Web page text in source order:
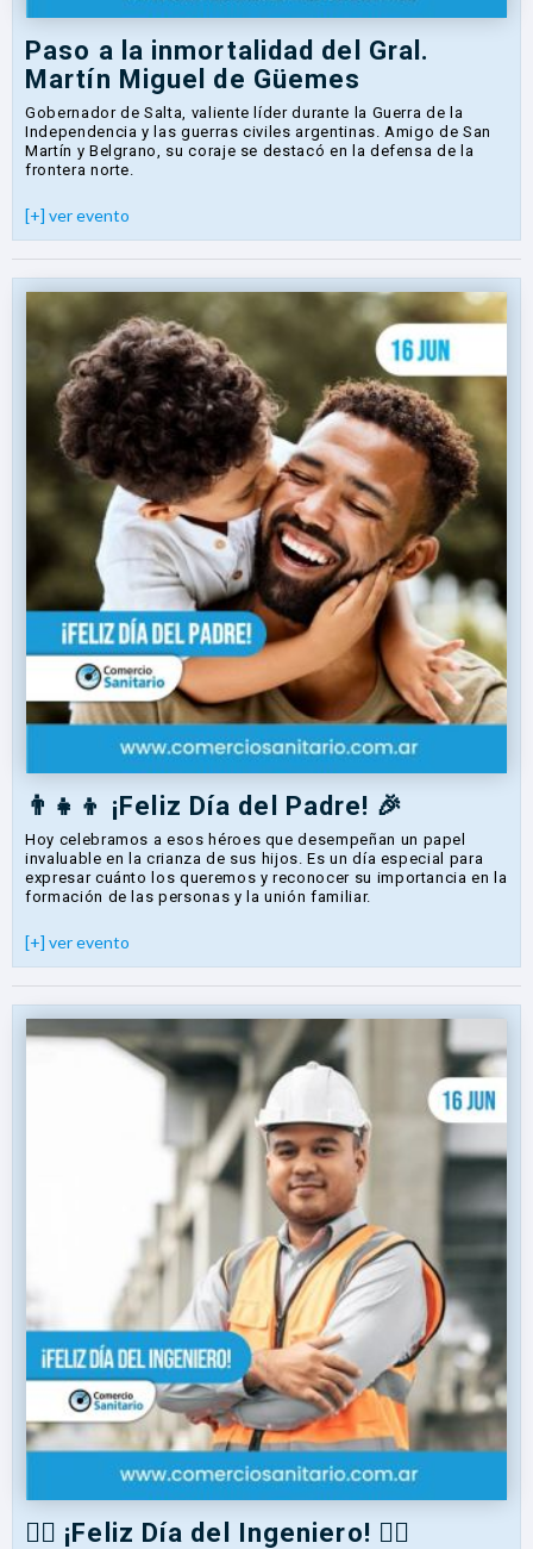
Paso a la inmortalidad del Gral.
Martín Miguel de Güemes
Gobernador de Salta, valiente líder durante la Guerra de la
Independencia y las guerras civiles argentinas. Amigo de San
Martín y Belgrano, su coraje se destacó en la defensa de la
frontera norte.
[+] ver evento
👨‍👧‍👦 ¡Feliz Día del Padre! 🎉
Hoy celebramos a esos héroes que desempeñan un papel
invaluable en la crianza de sus hijos. Es un día especial para
expresar cuánto los queremos y reconocer su importancia en la
formación de las personas y la unión familiar.
[+] ver evento
👷‍♂️ ¡Feliz Día del Ingeniero! 👷‍♀️